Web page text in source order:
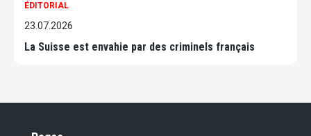
ÉDITORIAL
23.07.2026
La Suisse est envahie par des criminels français